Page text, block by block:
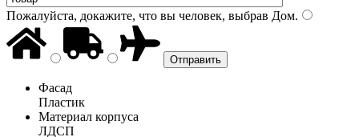
Пожалуйста, докажите, что вы человек, выбрав Дом.
Фасад
Пластик
Материал корпуса
ЛДСП